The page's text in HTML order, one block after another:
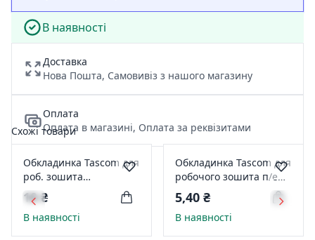
В наявності
Доставка
Нова Пошта, Самовивіз з нашого магазину
Оплата
Оплата в магазині, Оплата за реквізитами
Схожі товари
Обкладинка Tascom для
роб. зошита
(посібники, біологія/
англ. мова) п/е
265*400мм 100мкм
2701-ТМ
10 ₴
В наявності
Обкладинка Tascom для
робочого зошита п/е
210*330мм 100мкм
2702-ТМ
5,40 ₴
В наявності